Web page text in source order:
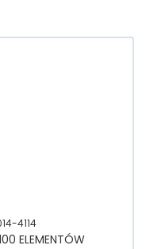
4114
ELEMENTÓW